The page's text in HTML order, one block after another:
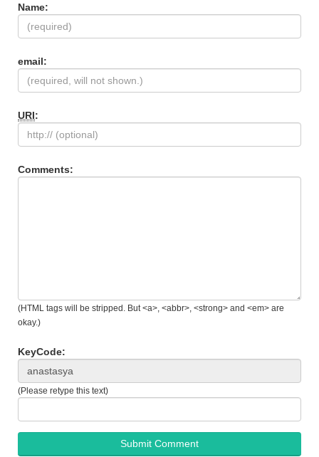
Name:
email:
URI:
Comments:
(HTML tags will be stripped. But <a>, <abbr>, <strong> and <em> are
okay.)
KeyCode:
(Please retype this text)